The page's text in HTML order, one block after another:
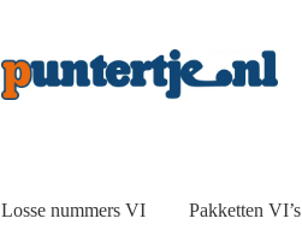
Losse nummers VI Pakketten VI’s